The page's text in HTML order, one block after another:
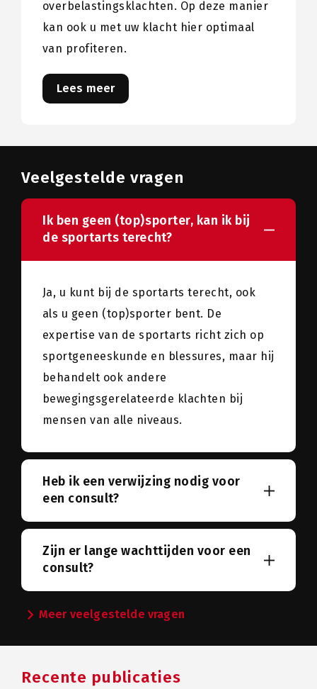
overbelastingsklachten. Op deze manier
kan ook u met uw klacht hier optimaal
van profiteren.
Lees meer
Veelgestelde vragen
Ik ben geen (top)sporter, kan ik bij
de sportarts terecht?
Ja, u kunt bij de sportarts terecht, ook
als u geen (top)sporter bent. De
expertise van de sportarts richt zich op
sportgeneeskunde en blessures, maar hij
behandelt ook andere
bewegingsgerelateerde klachten bij
mensen van alle niveaus.
Heb ik een verwijzing nodig voor
een consult?
Zijn er lange wachttijden voor een
consult?
chevron_rightMeer veelgestelde vragen
Recente publicaties